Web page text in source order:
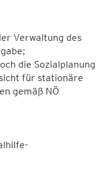
Verwaltung des
die Sozialplanung
für stationäre
gemäß NÖ